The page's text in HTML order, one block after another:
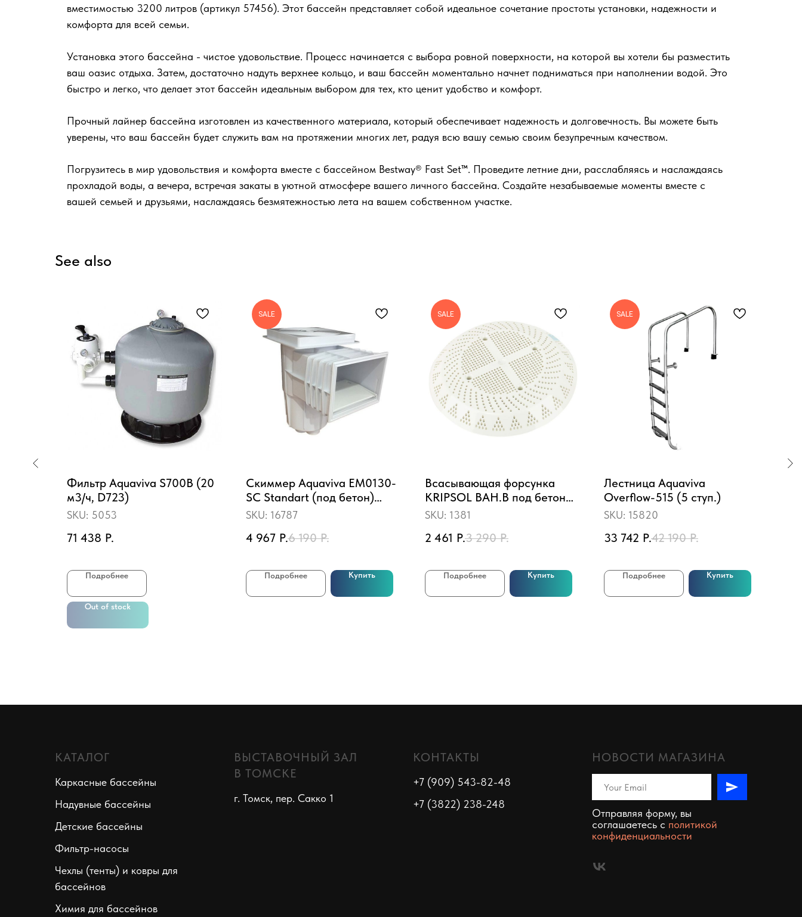
вместимостью 3200 литров (артикул 57456). Этот бассейн представляет собой идеальное сочетание простоты установки, надежности и
комфорта для всей семьи.
Установка этого бассейна - чистое удовольствие. Процесс начинается с выбора ровной поверхности, на которой вы хотели бы разместить
ваш оазис отдыха. Затем, достаточно надуть верхнее кольцо, и ваш бассейн моментально начнет подниматься при наполнении водой. Это
быстро и легко, что делает этот бассейн идеальным выбором для тех, кто ценит удобство и комфорт.
Прочный лайнер бассейна изготовлен из качественного материала, который обеспечивает надежность и долговечность. Вы можете быть
уверены, что ваш бассейн будет служить вам на протяжении многих лет, радуя всю вашу семью своим безупречным качеством.
Погрузитесь в мир удовольствия и комфорта вместе с бассейном Bestway® Fast Set™. Проведите летние дни, расслабляясь и наслаждаясь
прохладой воды, а вечера, встречая закаты в уютной атмосфере вашего личного бассейна. Создайте незабываемые моменты вместе с
вашей семьей и друзьями, наслаждаясь безмятежностью лета на вашем собственном участке.
See also
Фильтр Aquaviva S700B (20
м3/ч, D723)
SKU: 5053
71 438 Р.
Подробнее
Out of stock
SALE
Скиммер Aquaviva EM0130-
SC Standart (под бетон)
квадратная крышка
SKU: 16787
4 967 Р.6 190 Р.
Подробнее Купить
SALE
Всасывающая форсунка
KRIPSOL BAH.B под бетон
(63 мм)
SKU: 1381
2 461 Р.3 290 Р.
Подробнее Купить
SALE
Лестница Aquaviva
Overflow-515 (5 ступ.)
SKU: 15820
33 742 Р.42 190 Р.
Подробнее Купить
КАТАЛОГ
Каркасные бассейны
Надувные бассейны
Детские бассейны
Фильтр-насосы
Чехлы (тенты) и ковры для
бассейнов
Химия для бассейнов
ВЫСТАВОЧНЫЙ ЗАЛ
В ТОМСКЕ
г. Томск, пер. Сакко 1
КОНТАКТЫ
+7 (909) 543-82-48
+7 (3822) 238-248
НОВОСТИ МАГАЗИНА
Отправляя форму, вы
соглашаетесь c политикой
конфиденциальности